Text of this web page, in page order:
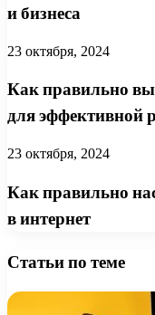
и бизнеса
23 октября, 2024
Как правильно
для эффективной
23 октября, 2024
Как правильно
в интернет
Статьи по теме